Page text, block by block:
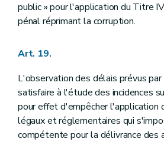
public » pour l'application du Titre
pénal réprimant la corruption.
Art. 19.
L'observation des délais prévus
satisfaire à l'étude des incidences
pour effet d'empêcher l'application
légaux et réglementaires qui
compétente pour la délivrance des